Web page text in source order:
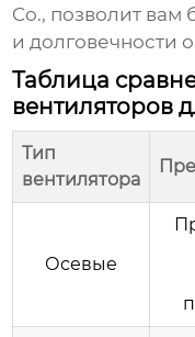
Co., позволит вам
и долговечности
Таблица
вентиляторов
Тип
вентилятора
Осевые